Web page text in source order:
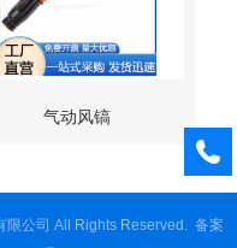
气动风镐
限公司 All Rights Reserved.备案